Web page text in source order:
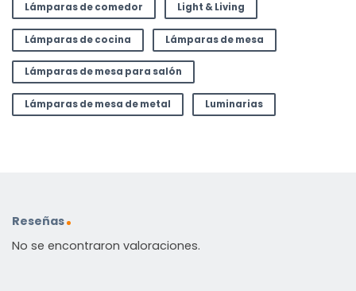
Lámparas de comedor Light & Living
Lámparas de cocina Lámparas de mesa
Lámparas de mesa para salón
Lámparas de mesa de metal Luminarias
Reseñas
No se encontraron valoraciones.